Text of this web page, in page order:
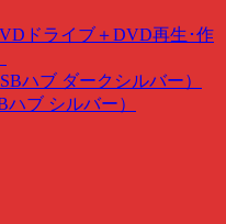
ドライブ＋DVD再生･作
ハブ ダークシルバー）
ハブ シルバー）